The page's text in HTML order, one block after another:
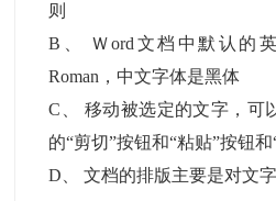
则
B
Ｗord文档中默认的
Roman，中文字体是黑体
C
移动被选定的文字，可
的“剪切”按钮和“粘贴”按钮和
D 、文档的排版主要是对文